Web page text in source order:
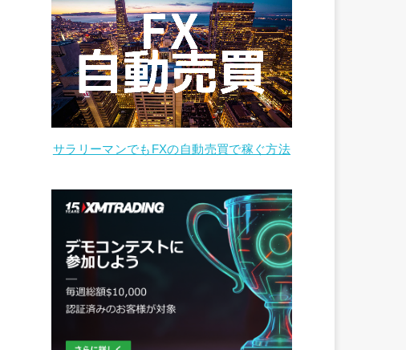
サラリーマンでもFXの自動売買で稼ぐ方法